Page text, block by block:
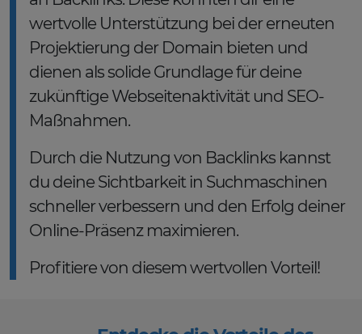
wertvolle Unterstützung bei der erneuten
Projektierung der Domain bieten und
dienen als solide Grundlage für deine
zukünftige Webseitenaktivität und SEO-
Maßnahmen.
Durch die Nutzung von Backlinks kannst
du deine Sichtbarkeit in Suchmaschinen
schneller verbessern und den Erfolg deiner
Online-Präsenz maximieren.
Profitiere von diesem wertvollen Vorteil!